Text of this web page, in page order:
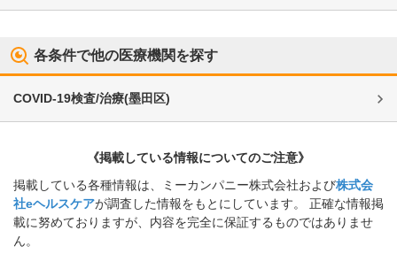
各条件で他の医療機関を探す
COVID-19検査/治療(墨田区)
《掲載している情報についてのご注意》
掲載している各種情報は、ミーカンパニー株式会社および株式会
社eヘルスケアが調査した情報をもとにしています。 正確な情報掲
載に努めておりますが、内容を完全に保証するものではありませ
ん。